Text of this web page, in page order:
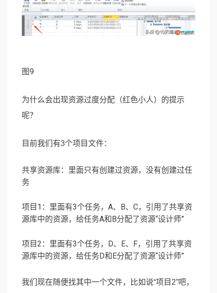
图9
为什么会出现资源过度分配（红色小人）的提示
呢？
目前我们有3个项目文件：
共享资源库：里面只有创建过资源，没有创建过任
务
项目1：里面有3个任务，A、B、C，引用了共享资
源库中的资源，给任务A和B分配了资源“设计师”
项目2：里面有3个任务，D、E、F，引用了共享资
源库中的资源，给任务D和E分配了资源“设计师”
我们现在随便找其中一个文件，比如说“项目2”吧，